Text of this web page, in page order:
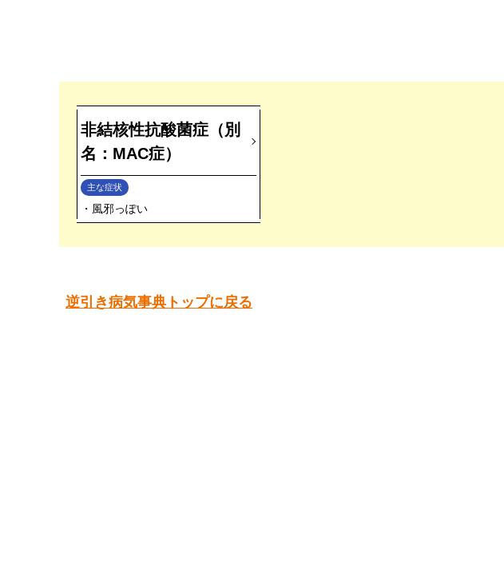
非結核性抗酸菌症（別
名：MAC症）
主な症状
風邪っぽい
逆引き病気事典トップに戻る